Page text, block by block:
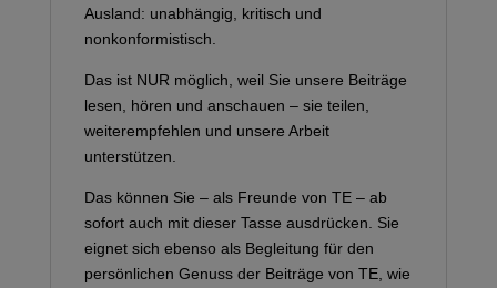
Ausland: unabhängig, kritisch und
nonkonformistisch.
Das ist NUR möglich, weil Sie unsere Beiträge
lesen, hören und anschauen – sie teilen,
weiterempfehlen und unsere Arbeit
unterstützen.
Das können Sie – als Freunde von TE – ab
sofort auch mit dieser Tasse ausdrücken. Sie
eignet sich ebenso als Begleitung für den
persönlichen Genuss der Beiträge von TE, wie